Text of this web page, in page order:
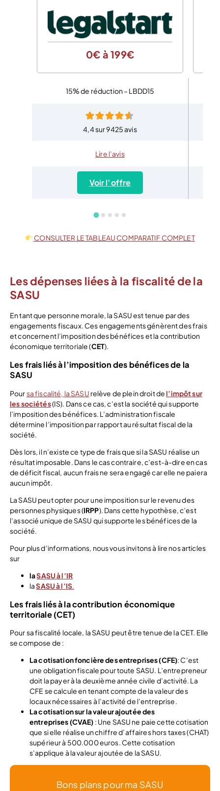
0€ à 199€
15% de réduction – LBDD15
4,4 sur 9425 avis
Lire l’avis
Voir l’offre
CONSULTER LE TABLEAU COMPARATIF COMPLET
Les dépenses liées à la fiscalité de la
SASU
En tant que personne morale, la SASU est tenue par des
engagements fiscaux. Ces engagements génèrent des frais
et concernent l’imposition des bénéfices et la contribution
économique territoriale (CET).
Les frais liés à l’imposition des bénéfices de la
SASU
Poursa fiscalité, la SASU relève de plein droit del’impôt sur
les sociétés(IS). Dans ce cas, c’est la société qui supporte
l’imposition des bénéfices. L’administration fiscale
détermine l’imposition par rapport au résultat fiscal de la
société.
Dès lors, il n’existe ce type de frais que si la SASU réalise un
résultat imposable. Dans le cas contraire, c’est-à-dire en cas
de déficit fiscal, aucun frais ne sera engagé car elle ne paiera
aucun impôt.
La SASU peut opter pour une imposition sur le revenu des
personnes physiques (IRPP). Dans cette hypothèse, c’est
l’associé unique de SASU qui supporte les bénéfices de la
société.
Pour plus d’informations, nous vous invitons à lire nos articles
sur
laSASU à l’IR
laSASU à l’IS.
Les frais liés à la contribution économique
territoriale (CET)
Pour sa fiscalité locale, la SASU peut être tenue de la CET. Elle
se compose de :
La cotisation foncière des entreprises (CFE): C’est
une obligation fiscale pour toute SASU. L’entrepreneur
doit la payer à la deuxième année civile d’activité. La
CFE se calcule en tenant compte de la valeur des
locaux nécessaires à l’activité de l’entreprise.
La cotisation sur la valeur ajoutée des
entreprises (CVAE) : Une SASU ne paie cette cotisation
que si elle réalise un chiffre d’affaires hors taxes (CHAT)
supérieur à 500.000 euros. Cette cotisation
s’applique à la valeur ajoutée de la SASU.
Bons plans pour ma SASU